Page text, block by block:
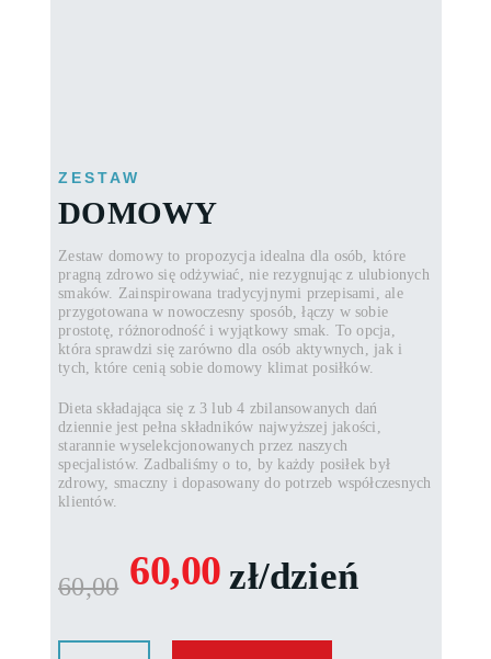
ZESTAW
DOMOWY
Zestaw domowy to propozycja idealna dla osób, które
pragną zdrowo się odżywiać, nie rezygnując z ulubionych
smaków. Zainspirowana tradycyjnymi przepisami, ale
przygotowana w nowoczesny sposób, łączy w sobie
prostotę, różnorodność i wyjątkowy smak. To opcja,
która sprawdzi się zarówno dla osób aktywnych, jak i
tych, które cenią sobie domowy klimat posiłków.
Dieta składająca się z 3 lub 4 zbilansowanych dań
dziennie jest pełna składników najwyższej jakości,
starannie wyselekcjonowanych przez naszych
specjalistów. Zadbaliśmy o to, by każdy posiłek był
zdrowy, smaczny i dopasowany do potrzeb współczesnych
klientów.
60,00 60,00 zł/dzień